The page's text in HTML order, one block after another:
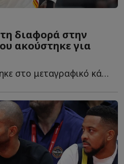
διαφορά στην
ακούστηκε για
Ο Κίτον Oυάλας βρέθηκε στο μεταγραφικό κάδρο του Παναθηναϊκού, ό...